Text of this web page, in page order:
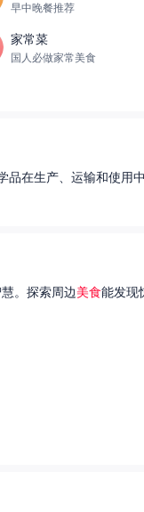
早中晚餐推荐
家常菜
国人必做家常美食
在生产、运输和使用
。探索周边美食能发现